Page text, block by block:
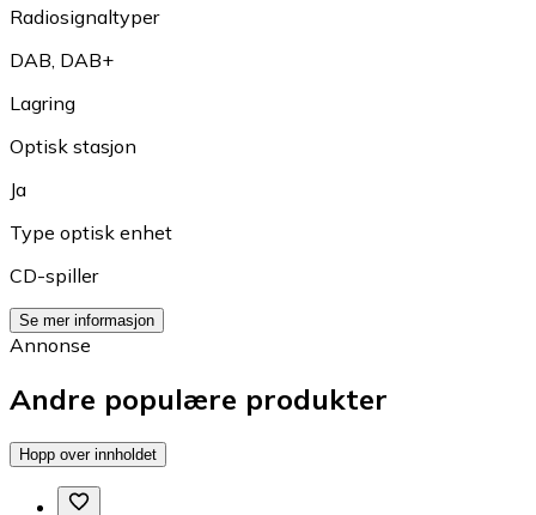
Radiosignaltyper
DAB, DAB+
Lagring
Optisk stasjon
Ja
Type optisk enhet
CD-spiller
Se mer informasjon
Annonse
Andre populære produkter
Hopp over innholdet